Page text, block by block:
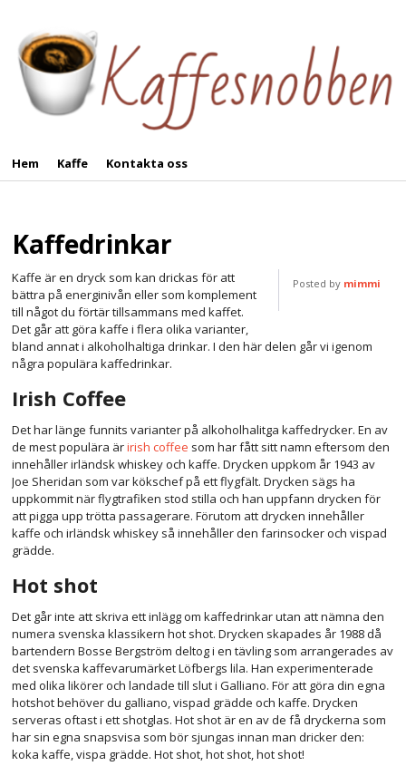
Hem Kaffe Kontakta oss
Kaffedrinkar
Posted by mimmi
Kaffe är en dryck som kan drickas för att
bättra på energinivån eller som komplement
till något du förtär tillsammans med kaffet.
Det går att göra kaffe i flera olika varianter,
bland annat i alkoholhaltiga drinkar. I den här delen går vi igenom
några populära kaffedrinkar.
Irish Coffee
Det har länge funnits varianter på alkoholhalitga kaffedrycker. En av
de mest populära ärirish coffee som har fått sitt namn eftersom den
innehåller irländsk whiskey och kaffe. Drycken uppkom år 1943 av
Joe Sheridan som var kökschef på ett flygfält. Drycken sägs ha
uppkommit när flygtrafiken stod stilla och han uppfann drycken för
att pigga upp trötta passagerare. Förutom att drycken innehåller
kaffe och irländsk whiskey så innehåller den farinsocker och vispad
grädde.
Hot shot
Det går inte att skriva ett inlägg om kaffedrinkar utan att nämna den
numera svenska klassikern hot shot. Drycken skapades år 1988 då
bartendern Bosse Bergström deltog i en tävling som arrangerades av
det svenska kaffevarumärket Löfbergs lila. Han experimenterade
med olika likörer och landade till slut i Galliano. För att göra din egna
hotshot behöver du galliano, vispad grädde och kaffe. Drycken
serveras oftast i ett shotglas. Hot shot är en av de få dryckerna som
har sin egna snapsvisa som bör sjungas innan man dricker den:
koka kaffe, vispa grädde. Hot shot, hot shot, hot shot!